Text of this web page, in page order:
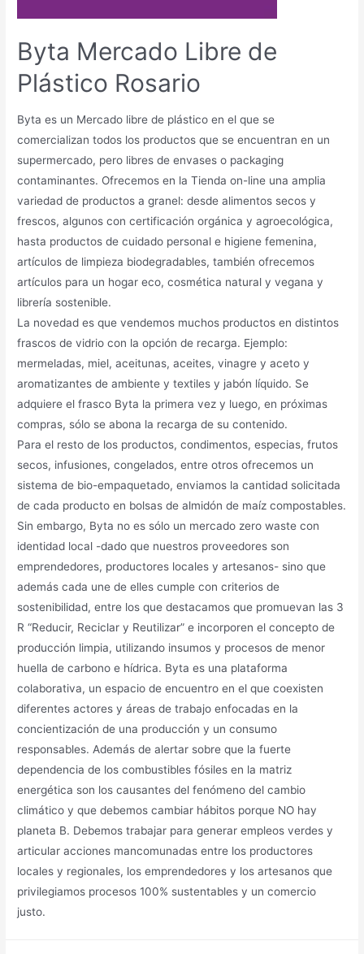
Byta Mercado Libre de
Plástico Rosario
Byta es un Mercado libre de plástico en el que se
comercializan todos los productos que se encuentran en un
supermercado, pero libres de envases o packaging
contaminantes. Ofrecemos en la Tienda on-line una amplia
variedad de productos a granel: desde alimentos secos y
frescos, algunos con certificación orgánica y agroecológica,
hasta productos de cuidado personal e higiene femenina,
artículos de limpieza biodegradables, también ofrecemos
artículos para un hogar eco, cosmética natural y vegana y
librería sostenible.
La novedad es que vendemos muchos productos en distintos
frascos de vidrio con la opción de recarga. Ejemplo:
mermeladas, miel, aceitunas, aceites, vinagre y aceto y
aromatizantes de ambiente y textiles y jabón líquido. Se
adquiere el frasco Byta la primera vez y luego, en próximas
compras, sólo se abona la recarga de su contenido.
Para el resto de los productos, condimentos, especias, frutos
secos, infusiones, congelados, entre otros ofrecemos un
sistema de bio-empaquetado, enviamos la cantidad solicitada
de cada producto en bolsas de almidón de maíz compostables.
Sin embargo, Byta no es sólo un mercado zero waste con
identidad local -dado que nuestros proveedores son
emprendedores, productores locales y artesanos- sino que
además cada une de elles cumple con criterios de
sostenibilidad, entre los que destacamos que promuevan las 3
R “Reducir, Reciclar y Reutilizar” e incorporen el concepto de
producción limpia, utilizando insumos y procesos de menor
huella de carbono e hídrica. Byta es una plataforma
colaborativa, un espacio de encuentro en el que coexisten
diferentes actores y áreas de trabajo enfocadas en la
concientización de una producción y un consumo
responsables. Además de alertar sobre que la fuerte
dependencia de los combustibles fósiles en la matriz
energética son los causantes del fenómeno del cambio
climático y que debemos cambiar hábitos porque NO hay
planeta B. Debemos trabajar para generar empleos verdes y
articular acciones mancomunadas entre los productores
locales y regionales, los emprendedores y los artesanos que
privilegiamos procesos 100% sustentables y un comercio
justo.